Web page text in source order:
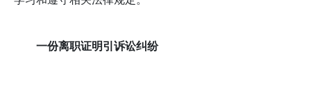
一份离职证明引诉讼纠纷